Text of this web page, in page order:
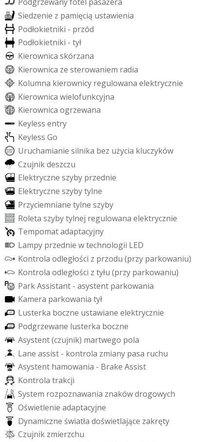
Siedzenie z pamięcią ustawienia
Podłokietniki - przód
Podłokietniki - tył
Kierownica skórzana
Kierownica ze sterowaniem radia
Kolumna kierownicy regulowana elektrycznie
Kierownica wielofunkcyjna
Kierownica ogrzewana
Keyless entry
Keyless Go
Uruchamianie silnika bez użycia kluczyków
Czujnikdeszczu
Elektryczne szyby przednie
Elektryczne szybytylne
Przyciemniane tylne szyby
Roleta szybytylnej regulowana elektrycznie
Tempomatadaptacyjny
Lampy przednie wtechnologii LED
Kontrola odległości z przodu (przy parkowaniu)
Kontrola odległości z tyłu (przy parkowaniu)
ParkAssistant - asystent parkowania
Kamera parkowania tył
Lusterka boczne ustawiane elektrycznie
Podgrzewane lusterka boczne
Asystent(czujnik) martwego pola
Lane assist - kontrola zmiany pasa ruchu
Asystent hamowania - Brake Assist
Kontrola trakcji
System rozpoznawania znakówdrogowych
Oświetlenie adaptacyjne
Dynamiczne światła doświetlające zakręty
Czujnik zmierzchu